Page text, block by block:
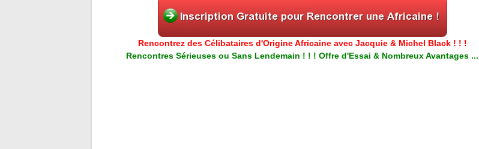
Rencontrez des Célibataires d'Origine Africaine avec Jacquie & Michel Black ! ! !
Rencontres Sérieuses ou Sans Lendemain ! ! ! Offre d'Essai & Nombreux Avantages ...